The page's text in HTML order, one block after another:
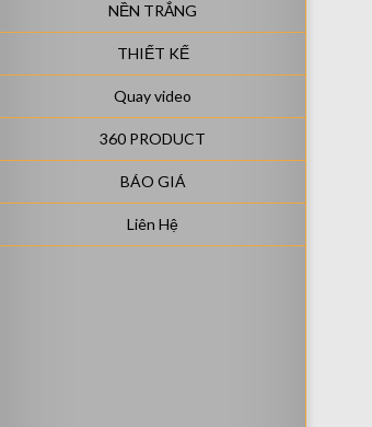
NỀN TRẮNG
THIẾT KẾ
Quay video
360 PRODUCT
BÁO GIÁ
Liên Hệ